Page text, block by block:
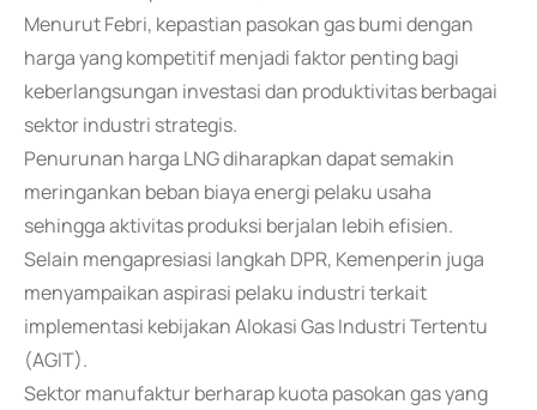
Menurut Febri, kepastian pasokan gas bumi dengan
harga yang kompetitif menjadi faktor penting bagi
keberlangsungan investasi dan produktivitas berbagai
sektor industri strategis.
Penurunan harga LNG diharapkan dapat semakin
meringankan beban biaya energi pelaku usaha
sehingga aktivitas produksi berjalan lebih efisien.
Selain mengapresiasi langkah DPR, Kemenperin juga
menyampaikan aspirasi pelaku industri terkait
implementasi kebijakan Alokasi Gas Industri Tertentu
(AGIT).
Sektor manufaktur berharap kuota pasokan gas yang